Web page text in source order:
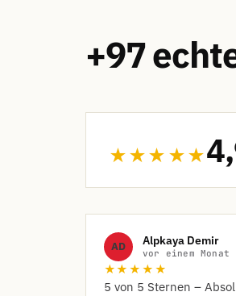
+97
★★★★★
AD Alpkaya Demir
vor einem Monat
★★★★★
​5 von 5 Sternen –